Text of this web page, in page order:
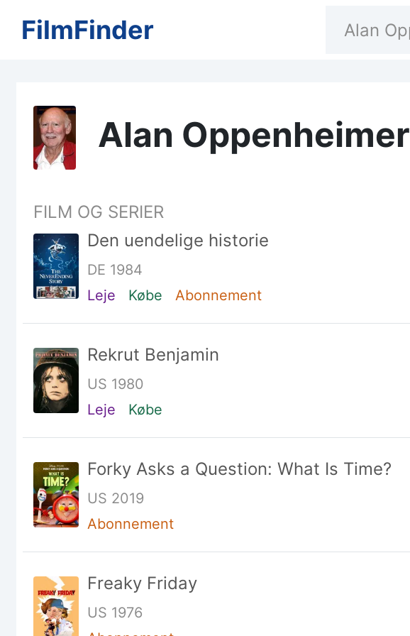
FilmFinder
Alan Oppenheimer
FILM OG SERIER
Den uendelige historie
DE 1984
Leje
Købe Abonnement
Rekrut Benjamin
US 1980
Leje
Købe
Forky Asks a Question: What Is Time?
US 2019
Abonnement
Freaky Friday
US 1976